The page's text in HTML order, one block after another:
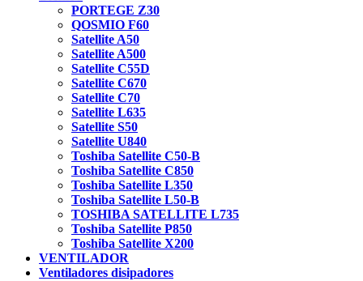
PORTEGE Z30
QOSMIO F60
Satellite A50
Satellite A500
Satellite C55D
Satellite C670
Satellite C70
Satellite L635
Satellite S50
Satellite U840
Toshiba Satellite C50-B
Toshiba Satellite C850
Toshiba Satellite L350
Toshiba Satellite L50-B
TOSHIBA SATELLITE L735
Toshiba Satellite P850
Toshiba Satellite X200
VENTILADOR
Ventiladores disipadores